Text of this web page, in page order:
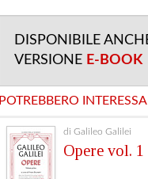
DISPONIBILE
VERSIONE E-BOOK
POTREBBERO
di Galileo Galilei
Opere vol. 1